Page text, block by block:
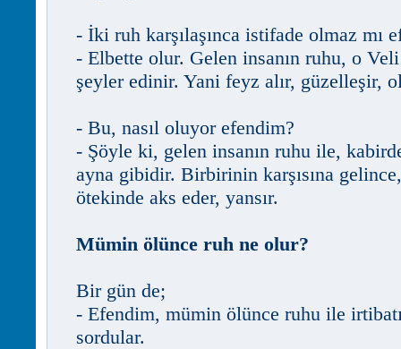
- İki ruh karşılaşınca istifade olmaz mı
- Elbette olur. Gelen insanın ruhu, o
şeyler edinir. Yani feyz alır, güzelleşir,
- Bu, nasıl oluyor efendim?
- Şöyle ki, gelen insanın ruhu ile,
ayna gibidir. Birbirinin karşısına
ötekinde aks eder, yansır.
Mümin ölünce ruh ne olur?
Bir gün de;
- Efendim, mümin ölünce ruhu ile
sordular.